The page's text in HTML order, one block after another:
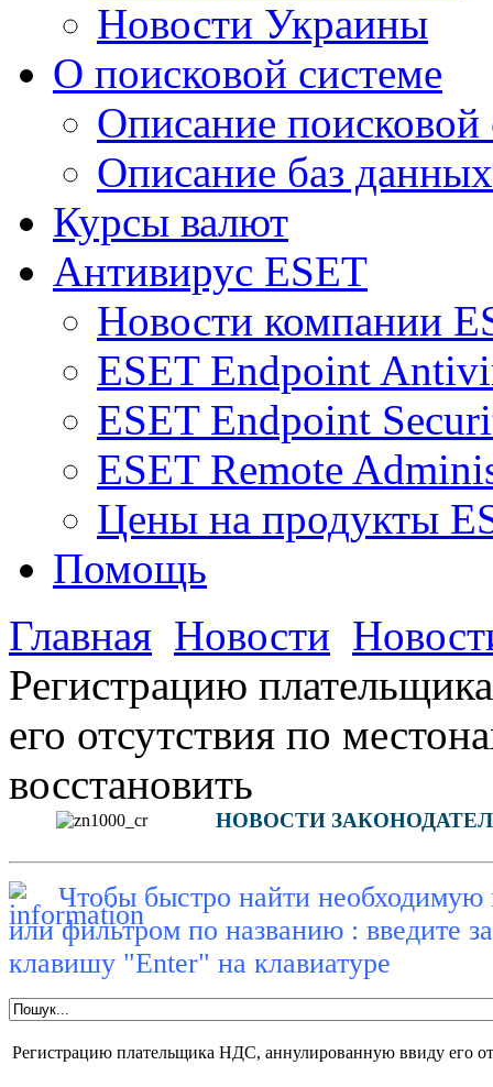
Новости Украины
О поисковой системе
Описание
Описание баз данных
Курсы валют
Антивирус ESET
Новости компании
ESET Endpoint
ESET Endpoint
ESET Remote
Цены на продукты
Помощь
Главная Новости
Регистрацию
его отсутствия по
восстановить
НОВОСТИ
Чтобы быстро найти необходимую
или фильтром по названию : введите
клавишу "Enter" на клавиатуре
Регистрацию плательщика НДС, аннулированную ввиду его